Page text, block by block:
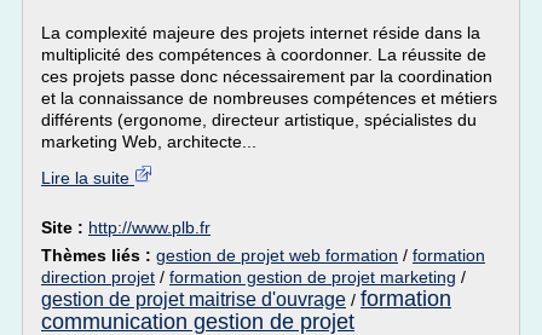
La complexité majeure des projets internet réside dans la
multiplicité des compétences à coordonner. La réussite de
ces projets passe donc nécessairement par la coordination
et la connaissance de nombreuses compétences et métiers
différents (ergonome, directeur artistique, spécialistes du
marketing Web, architecte...
Lire la suite
Site : http://www.plb.fr
Thèmes liés : gestion de projet web formation / formation
direction projet / formation gestion de projet marketing /
gestion de projet maitrise d'ouvrage / formation
communication gestion de projet